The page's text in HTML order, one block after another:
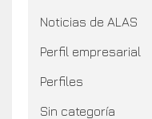
Noticias de ALAS
Perfil empresarial
Perfiles
Sin categoría